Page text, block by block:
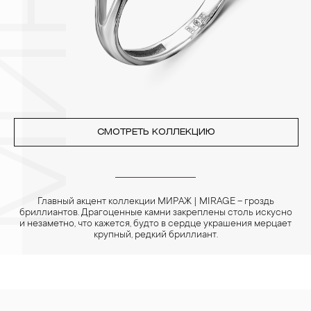
4. Специалисты обычно рекомендуют чистить украшения не
реже одного раза в месяц, а также регулярно протирать их
фланелевой или замшевой салфеткой.
СМОТРЕТЬ КОЛЛЕКЦИЮ
Главный акцент коллекции МИРАЖ | MIRAGE – гроздь
бриллиантов. Драгоценные камни закреплены столь искусно
и незаметно, что кажется, будто в сердце украшения мерцает
крупный, редкий бриллиант.